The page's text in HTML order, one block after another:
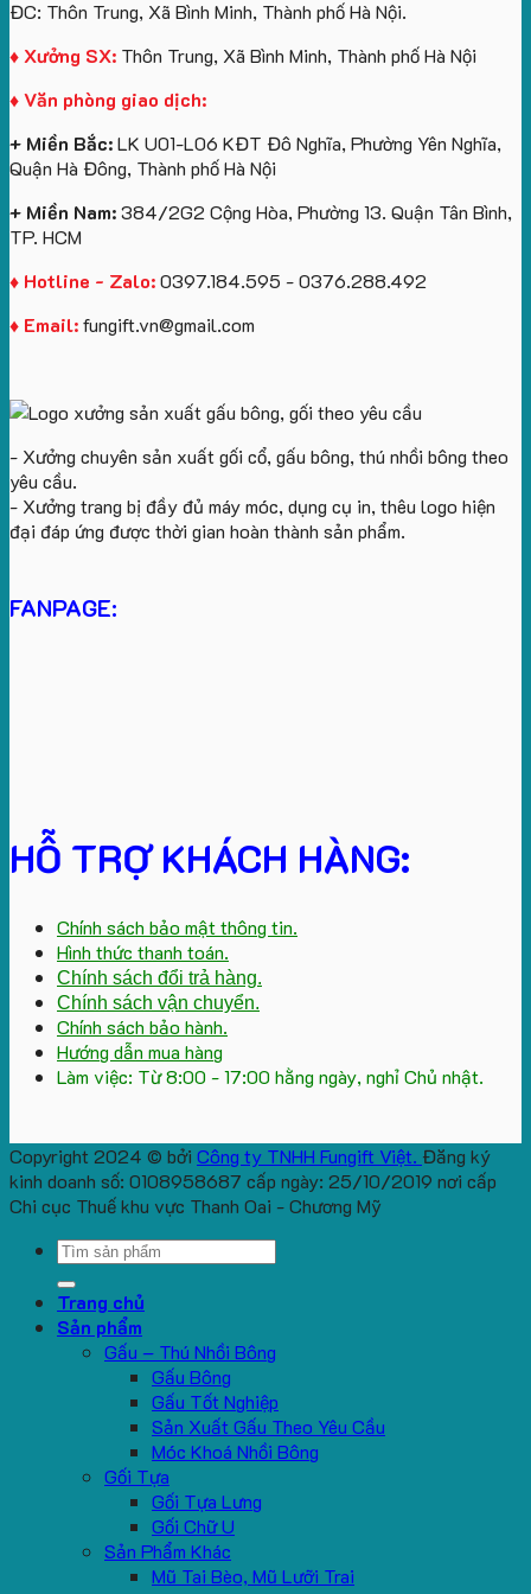
Ty
Lữ
logo
Trung
lượng
lớn
theo
cầu
in
logo
ĐC: Thôn Trung, Xã Bình Minh, Thành phố Hà Nội.
♦ Xưởng SX: Thôn Trung, Xã Bình Minh, Thành phố Hà Nội
♦ Văn phòng giao dịch:
+ Miền Bắc:LK U01-L06 KĐT Đô Nghĩa, Phường Yên Nghĩa,
Quận Hà Đông, Thành phố Hà Nội
+ Miền Nam:384/2G2 Cộng Hòa, Phường 13. Quận Tân Bình,
TP. HCM
♦ Hotline - Zalo:0397.184.595 - 0376.288.492
♦ Email:fungift.vn@gmail.com
- Xưởng chuyên sản xuất gối cổ, gấu bông, thú nhồi bông theo
yêu cầu.
- Xưởng trang bị đầy đủ máy móc, dụng cụ in, thêu logo hiện
đại đáp ứng được thời gian hoàn thành sản phẩm.
FANPAGE:
HỖ TRỢ KHÁCH HÀNG:
Chính sách bảo mật thông tin.
Hình thức thanh toán.
Chính sách đổi trả hàng.
Chính sách vận chuyển.
Chính sách bảo hành.
Hướng dẫn mua hàng
Làm việc: Từ 8:00 - 17:00 hằng ngày, nghỉ Chủ nhật.
Copyright 2024 © bởi Công ty TNHH Fungift Việt. Đăng ký
kinh doanh số: 0108958687 cấp ngày: 25/10/2019 nơi cấp
Chi cục Thuế khu vực Thanh Oai - Chương Mỹ
Search
Trang chủ
Sản phẩm
Gấu – Thú Nhồi Bông
Gấu Bông
Gấu Tốt Nghiệp
Sản Xuất Gấu Theo Yêu Cầu
Móc Khoá Nhồi Bông
Gối Tựa
Gối Tựa Lưng
Gối Chữ U
Sản Phẩm Khác
Mũ Tai Bèo, Mũ Lưỡi Trai